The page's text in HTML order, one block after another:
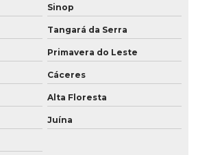
em são paulo
em londrina
no paraná
no pr
Sinop
Tangará da Serra
Primavera do Leste
Cáceres
Alta Floresta
Juína